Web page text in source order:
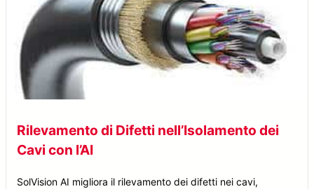
Rilevamento di Difetti nell’Isolamento dei
Cavi con l’AI
SolVision AI migliora il rilevamento dei difetti nei cavi,